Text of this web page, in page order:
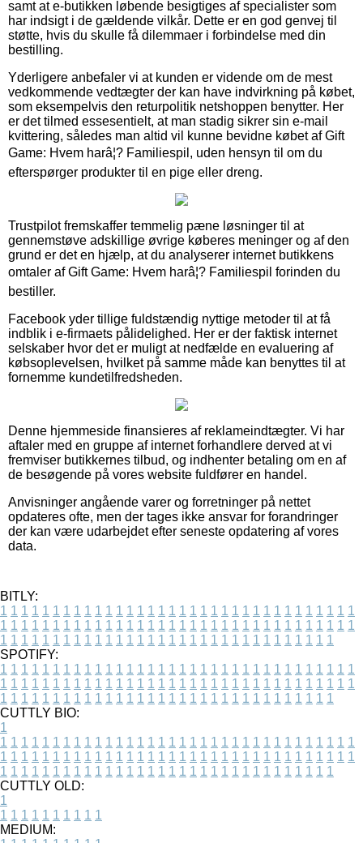
samt at e-butikken løbende besigtiges af specialister som
har indsigt i de gældende vilkår. Dette er en god genvej til
støtte, hvis du skulle få dilemmaer i forbindelse med din
bestilling.
Yderligere anbefaler vi at kunden er vidende om de mest
vedkommende vedtægter der kan have indvirkning på købet,
som eksempelvis den returpolitik netshoppen benytter. Her
er det tilmed essesentielt, at man stadig sikrer sin e-mail
kvittering, således man altid vil kunne bevidne købet af Gift
Game: Hvem harâ¦? Familiespil, uden hensyn til om du
efterspørger produkter til en pige eller dreng.
Trustpilot fremskaffer temmelig pæne løsninger til at
gennemstøve adskillige øvrige køberes meninger og af den
grund er det en hjælp, at du analyserer internet butikkens
omtaler af Gift Game: Hvem harâ¦? Familiespil forinden du
bestiller.
Facebook yder tillige fuldstændig nyttige metoder til at få
indblik i e-firmaets pålidelighed. Her er der faktisk internet
selskaber hvor det er muligt at nedfælde en evaluering af
købsoplevelsen, hvilket på samme måde kan benyttes til at
fornemme kundetilfredsheden.
Denne hjemmeside finansieres af reklameindtægter. Vi har
aftaler med en gruppe af internet forhandlere derved at vi
fremviser butikkernes tilbud, og indhenter betaling om en af
de besøgende på vores website fuldfører en handel.
Anvisninger angående varer og forretninger på nettet
opdateres ofte, men der tages ikke ansvar for forandringer
der kan være udarbejdet efter seneste opdatering af vores
data.
BITLY:
1 1 1 1 1 1 1 1 1 1 1 1 1 1 1 1 1 1 1 1 1 1 1 1 1 1 1 1 1 1 1 1 1 1
1 1 1 1 1 1 1 1 1 1 1 1 1 1 1 1 1 1 1 1 1 1 1 1 1 1 1 1 1 1 1 1 1 1
1 1 1 1 1 1 1 1 1 1 1 1 1 1 1 1 1 1 1 1 1 1 1 1 1 1 1 1 1 1 1 1
SPOTIFY:
1 1 1 1 1 1 1 1 1 1 1 1 1 1 1 1 1 1 1 1 1 1 1 1 1 1 1 1 1 1 1 1 1 1
1 1 1 1 1 1 1 1 1 1 1 1 1 1 1 1 1 1 1 1 1 1 1 1 1 1 1 1 1 1 1 1 1 1
1 1 1 1 1 1 1 1 1 1 1 1 1 1 1 1 1 1 1 1 1 1 1 1 1 1 1 1 1 1 1 1
CUTTLY BIO:
1
1 1 1 1 1 1 1 1 1 1 1 1 1 1 1 1 1 1 1 1 1 1 1 1 1 1 1 1 1 1 1 1 1 1
1 1 1 1 1 1 1 1 1 1 1 1 1 1 1 1 1 1 1 1 1 1 1 1 1 1 1 1 1 1 1 1 1 1
1 1 1 1 1 1 1 1 1 1 1 1 1 1 1 1 1 1 1 1 1 1 1 1 1 1 1 1 1 1 1 1
CUTTLY OLD:
1
1 1 1 1 1 1 1 1 1 1
MEDIUM: